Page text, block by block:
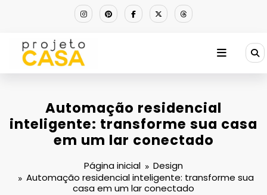
Automação residencial
inteligente: transforme sua casa
em um lar conectado
Página inicial
Design
Automação residencial inteligente: transforme sua
casa em um lar conectado